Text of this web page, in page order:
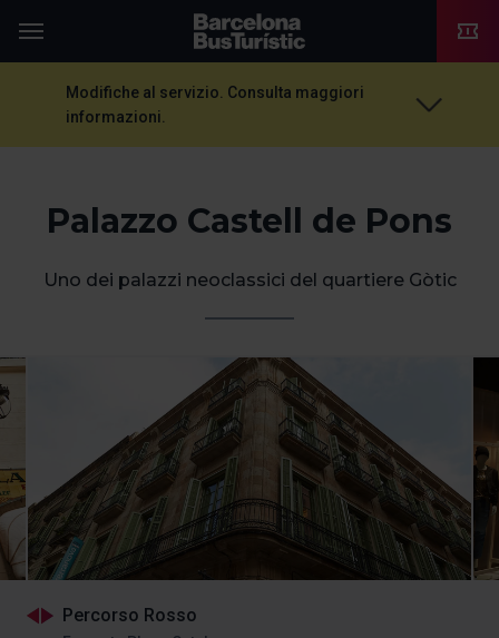
TMB-OCI
Modifiche al servizio. Consulta maggiori
informazioni.
Palazzo Castell de Pons
Uno dei palazzi neoclassici del quartiere Gòtic
Percorso Rosso